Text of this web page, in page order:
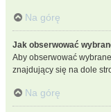
Na górę
Jak obserwować
Aby obserwować
znajdujący się na dole
Na górę